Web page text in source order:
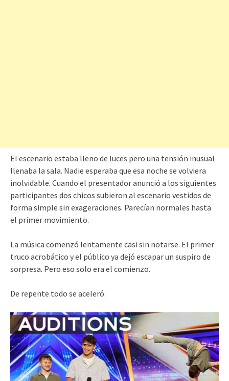
El escenario estaba lleno de luces pero una tensión inusual
llenaba la sala. Nadie esperaba que esa noche se volviera
inolvidable. Cuando el presentador anunció a los siguientes
participantes dos chicos subieron al escenario vestidos de
forma simple sin exageraciones. Parecían normales hasta
el primer movimiento.
La música comenzó lentamente casi sin notarse. El primer
truco acrobático y el público ya dejó escapar un suspiro de
sorpresa. Pero eso solo era el comienzo.
De repente todo se aceleró.